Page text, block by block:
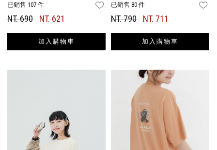
已銷售 107 件 FAVORITES
NT. 690 NT. 621
加入購物車
已銷售 80 件
NT. 790 NT. 711
加入購物車